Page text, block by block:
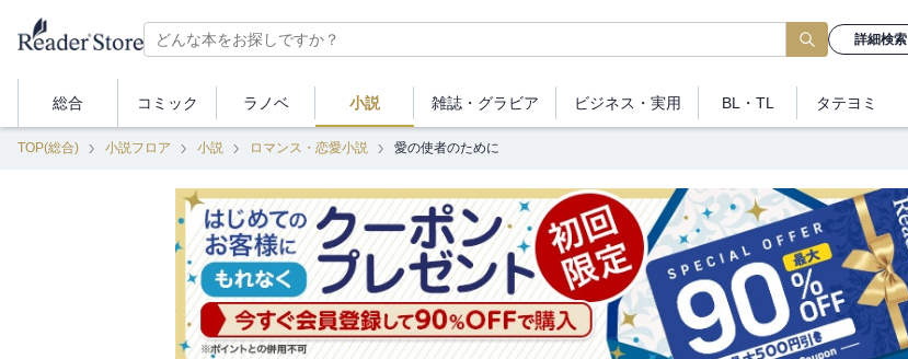
詳細検索
総合 コミック ラノベ 小説 雑誌・ グラビア ビジネス ・実用 BL・TL タテヨミ
TOP(総合) 小説フロア 小説 ロマンス・恋愛小説 愛の使者のために